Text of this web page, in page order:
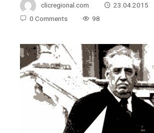
clicregional.com
23.04.2015
0 Comments
98